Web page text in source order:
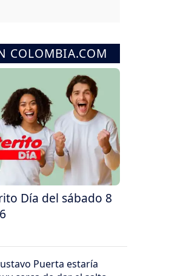
COLOMBIA.COM
Día del sábado 8
Puerta estaría